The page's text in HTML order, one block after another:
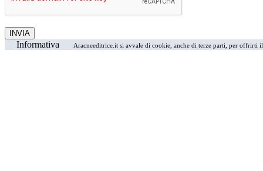
Informativa Aracneeditrice.it si avvale di cookie, anche di terze parti, per